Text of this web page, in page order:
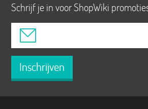
Schrijf je in voor ShopWiki
Inschrijven